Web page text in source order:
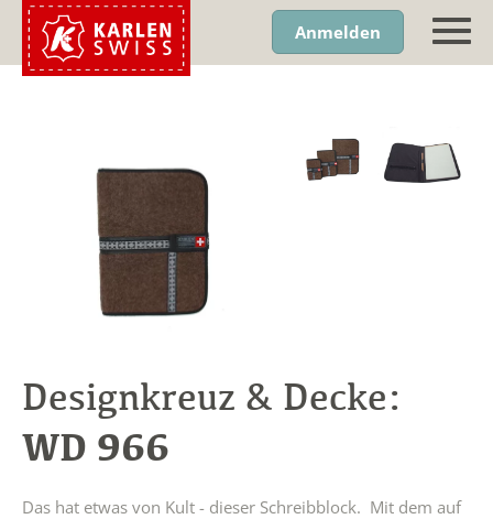
Anmelden
Designkreuz & Decke:
WD 966
Das hat etwas von Kult - dieser Schreibblock. Mit dem auf